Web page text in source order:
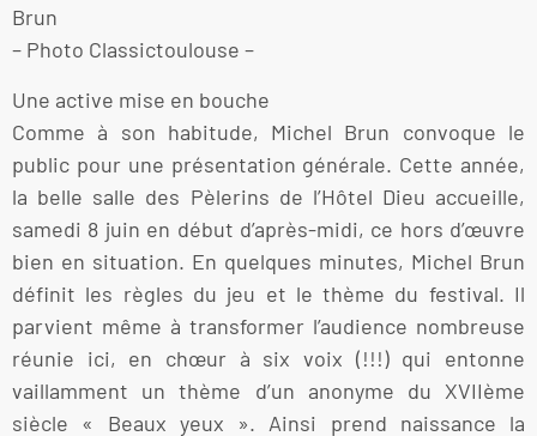
Brun
– Photo Classictoulouse –
Une active mise en bouche
Comme à son habitude, Michel Brun convoque le
public pour une présentation générale. Cette année,
la belle salle des Pèlerins de l’Hôtel Dieu accueille,
samedi 8 juin en début d’après-midi, ce hors d’œuvre
bien en situation. En quelques minutes, Michel Brun
définit les règles du jeu et le thème du festival. Il
parvient même à transformer l’audience nombreuse
réunie ici, en chœur à six voix (!!!) qui entonne
vaillamment un thème d’un anonyme du XVIIème
siècle « Beaux yeux ». Ainsi prend naissance la